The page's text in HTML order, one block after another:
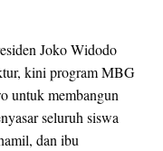
Joko Widodo
kini program MBG
untuk membangun
seluruh siswa
dan ibu